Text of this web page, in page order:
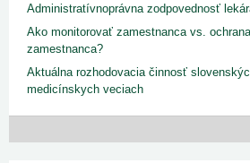
Administratívnoprávna zodpovednosť
Ako monitorovať zamestnanca vs.
zamestnanca?
Aktuálna rozhodovacia činnosť
medicínskych veciach